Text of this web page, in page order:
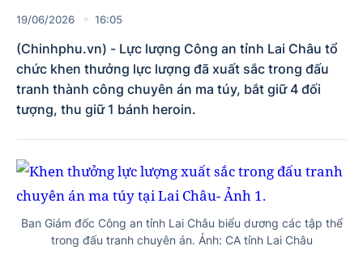
19/06/2026 16:05
(Chinhphu.vn) - Lực lượng Công an tỉnh Lai Châu tổ
chức khen thưởng lực lượng đã xuất sắc trong đấu
tranh thành công chuyên án ma túy, bắt giữ 4 đối
tượng, thu giữ 1 bánh heroin.
Ban Giám đốc Công an tỉnh Lai Châu biểu dương các tập thể
trong đấu tranh chuyên án. Ảnh: CA tỉnh Lai Châu